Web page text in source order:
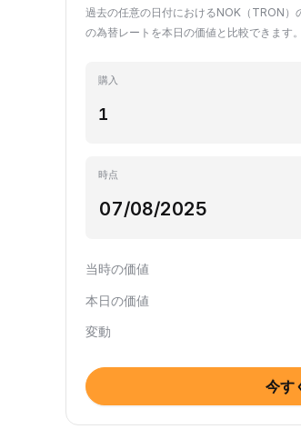
過去の任意の日付におけるNOK（TRON
の為替レートを本日の価値と比較できます。
購入
時点
当時の価値
本日の価値
変動
今す